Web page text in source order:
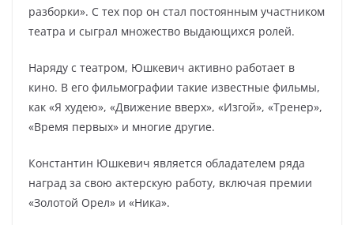
разборки». С тех пор он стал постоянным участником
театра и сыграл множество выдающихся ролей.
Наряду с театром, Юшкевич активно работает в
кино. В его фильмографии такие известные фильмы,
как «Я худею», «Движение вверх», «Изгой», «Тренер»,
«Время первых» и многие другие.
Константин Юшкевич является обладателем ряда
наград за свою актерскую работу, включая премии
«Золотой Орел» и «Ника».